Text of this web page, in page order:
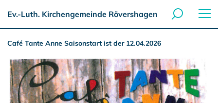
Ev.-Luth. Kirchengemeinde Rövershagen
Café Tante Anne Saisonstart ist der 12.04.2026